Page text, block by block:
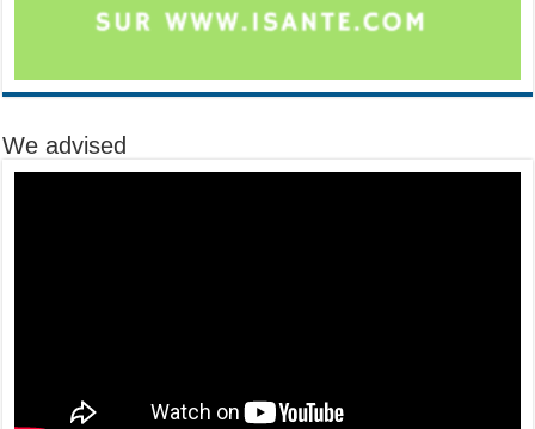
We advised